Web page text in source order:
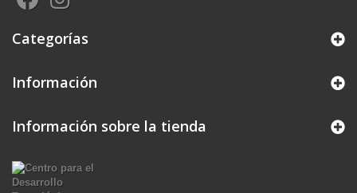
Categorías
Información
Información sobre la tienda